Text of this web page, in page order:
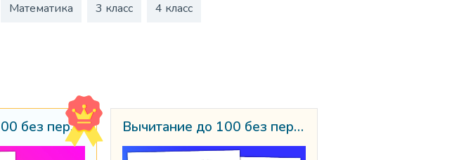
Математика 3 класс 4 класс
Сложение до 100 без перегруппировки Вычитание до 100 без перегруппировки